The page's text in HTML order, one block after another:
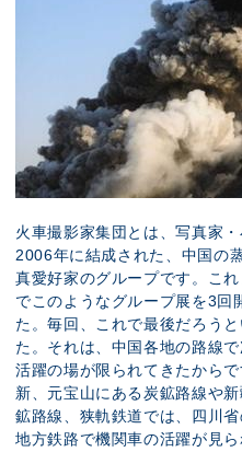
火車撮影家集団とは、写真家
2006年に結成された、中国の
真愛好家のグループです。こ
でこのようなグループ展を3回
た。毎回、これで最後だろう
た。それは、中国各地の路線
活躍の場が限られてきたから
新、元宝山にある炭鉱路線や
鉱路線、狭軌鉄道では、四川
地方鉄路で機関車の活躍が見